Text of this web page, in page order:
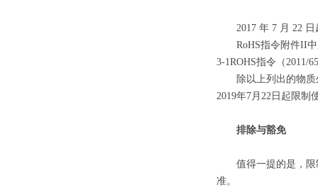
2017 年 7 月 22 日
RoHS指令附件II中
3-1ROHS指令（2011/
除以上列出的物质外
2019年7月22日起限制
排除与豁免
值得一提的是，限制
准。